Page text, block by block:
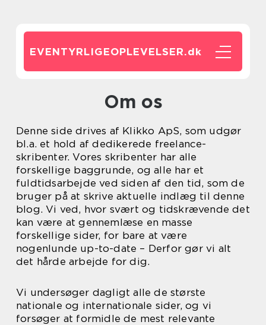
EVENTYRLIGEOPLEVELSER.dk
Om os
Denne side drives af Klikko ApS, som udgør
bl.a. et hold af dedikerede freelance-
skribenter. Vores skribenter har alle
forskellige baggrunde, og alle har et
fuldtidsarbejde ved siden af den tid, som de
bruger på at skrive aktuelle indlæg til denne
blog. Vi ved, hvor svært og tidskrævende det
kan være at gennemlæse en masse
forskellige sider, for bare at være
nogenlunde up-to-date – Derfor gør vi alt
det hårde arbejde for dig.
Vi undersøger dagligt alle de største
nationale og internationale sider, og vi
forsøger at formidle de mest relevante